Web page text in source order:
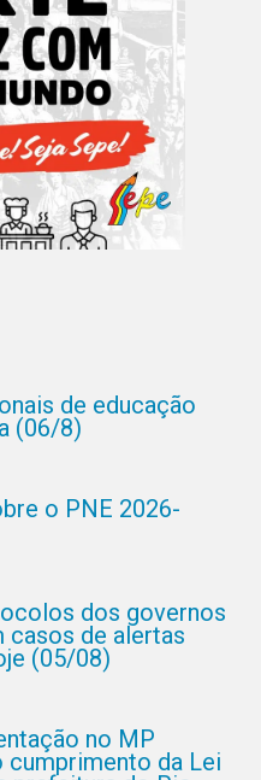
de educação
(06/8)
o PNE 2026-
dos governos
casos de alertas
(05/08)
no MP
cumprimento da Lei